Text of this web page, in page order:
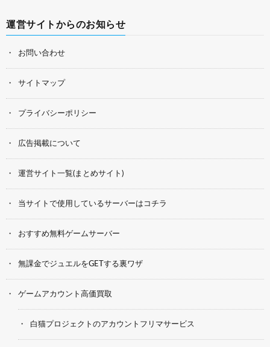
運営サイトからのお知らせ
お問い合わせ
サイトマップ
プライバシーポリシー
広告掲載について
運営サイト一覧(まとめサイト)
当サイトで使用しているサーバーはコチラ
おすすめ無料ゲームサーバー
無課金でジュエルをGETする裏ワザ
ゲームアカウント高価買取
白猫プロジェクトのアカウントフリマサービス